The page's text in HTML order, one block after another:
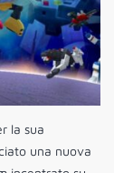
la sua
una nuova